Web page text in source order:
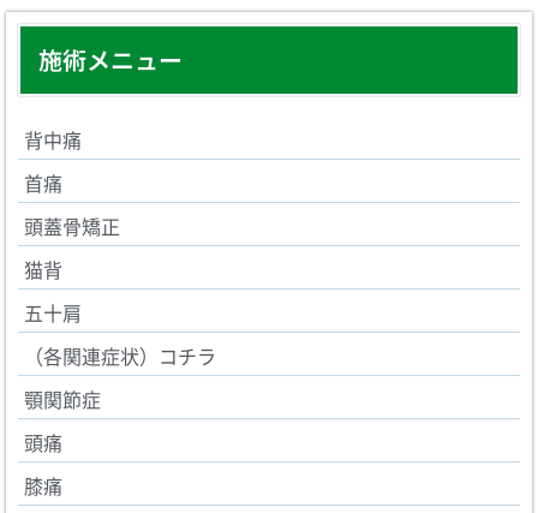
施術メニュー
背中痛
首痛
頭蓋骨矯正
猫背
五十肩
（各関連症状）コチラ
顎関節症
頭痛
膝痛